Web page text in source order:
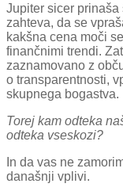
Jupiter sicer
zahteva, da se
kakšna cena moči
finančnimi trendi.
zaznamovano z
o transparentnosti,
skupnega bogastva.
Torej kam odteka
odteka vseskozi?
In da vas ne
današnji vplivi.